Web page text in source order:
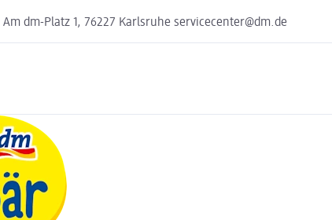
dm-Platz 1, 76227 Karlsruhe servicecenter@dm.de